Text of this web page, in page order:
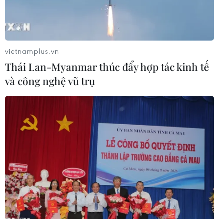
19 người đã được đưa ra khỏi đống đổ nát. (Nguồn: scmp)
Theo hãng tin Pháp AFP, chính quyền thành phố
Thượng Hải của Trung Quốc thông báo ít nhất 5
người đã thiệt mạng trong khi 20 người mắc kẹt
trong vụ sập nhà máy tại thành phố này ngày
vietnamplus.vn
Thái Lan-Myanmar thúc đẩy hợp tác kinh tế
và công nghệ vũ trụ